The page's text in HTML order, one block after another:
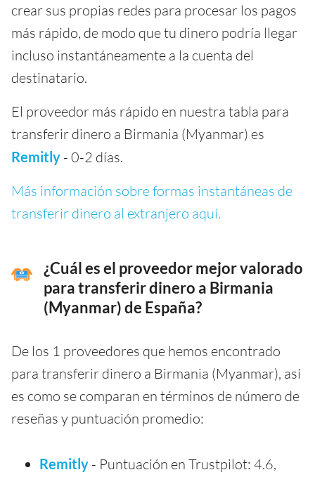
crear sus propias redes para procesar los pagos
más rápido, de modo que tu dinero podría llegar
incluso instantáneamente a la cuenta del
destinatario.
El proveedor más rápido en nuestra tabla para
transferir dinero a Birmania (Myanmar) es
Remitly - 0-2 días.
Más información sobre formas instantáneas de
transferir dinero al extranjero aquí.
¿Cuál es el proveedor mejor valorado
para transferir dinero a Birmania
(Myanmar) de España?
De los 1 proveedores que hemos encontrado
para transferir dinero a Birmania (Myanmar), así
es como se comparan en términos de número de
reseñas y puntuación promedio:
Remitly - Puntuación en Trustpilot: 4.6,